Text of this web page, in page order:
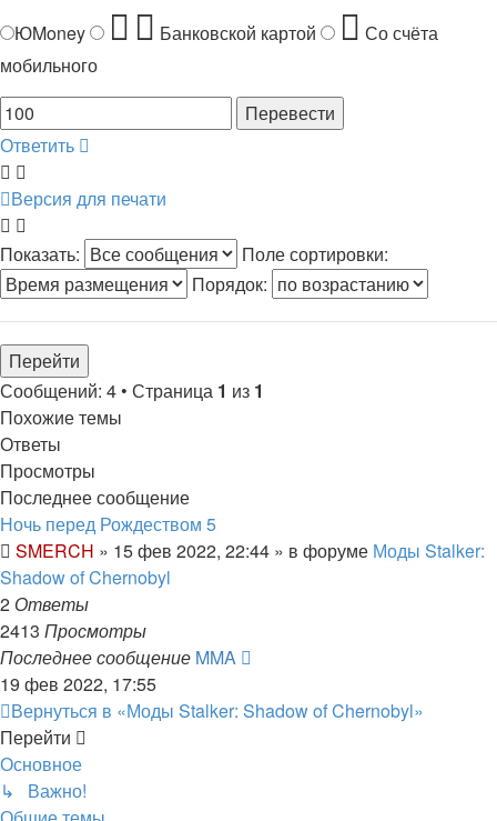
ЮMoney
Банковской картой
Со счёта
мобильного
Ответить
Версия для печати
Показать:
Поле сортировки:
Порядок:
Сообщений: 4 • Страница 1 из 1
Похожие темы
Ответы
Просмотры
Последнее сообщение
Ночь перед Рождеством 5
SMERCH » 15 фев 2022, 22:44 » в форуме Моды Stalker:
Shadow of Chernobyl
2 Ответы
2413 Просмотры
Последнее сообщение MMA
19 фев 2022, 17:55
Вернуться в «Моды Stalker: Shadow of Chernobyl»
Перейти
Основное
↳ Важно!